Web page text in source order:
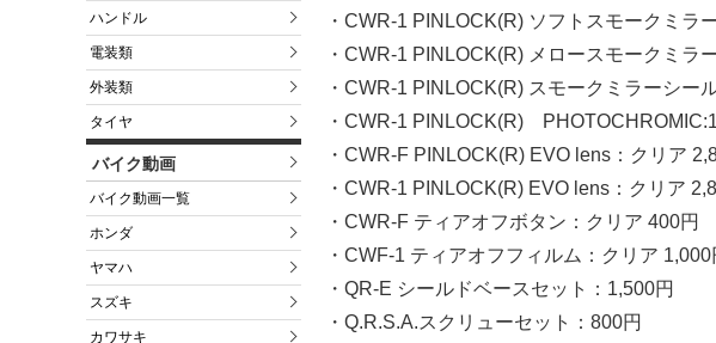
ハンドル
電装類
外装類
タイヤ
バイク動画
バイク動画一覧
ホンダ
ヤマハ
スズキ
カワサキ
・CWR-1 PINLOCK(R) ソフトスモークミラ
・CWR-1 PINLOCK(R) メロースモークミラ
・CWR-1 PINLOCK(R) スモークミラーシー
・CWR-1 PINLOCK(R)
・CWR-F PINLOCK(R) EVO lens：クリア
・CWR-1 PINLOCK(R) EVO lens：クリア
・CWR-F ティアオフボタン：クリア 400円
・CWF-1 ティアオフフィルム：クリア 1,000
・QR-E シールドベースセット：1,500円
・Q.R.S.A.スクリューセット：800円